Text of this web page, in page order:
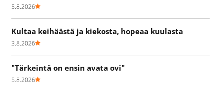
5.8.2026
Kultaa keihäästä ja kiekosta, hopeaa kuulasta
3.8.2026
"Tärkeintä on ensin avata ovi"
5.8.2026